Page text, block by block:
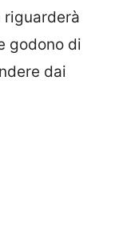
riguarderà
godono di
dai